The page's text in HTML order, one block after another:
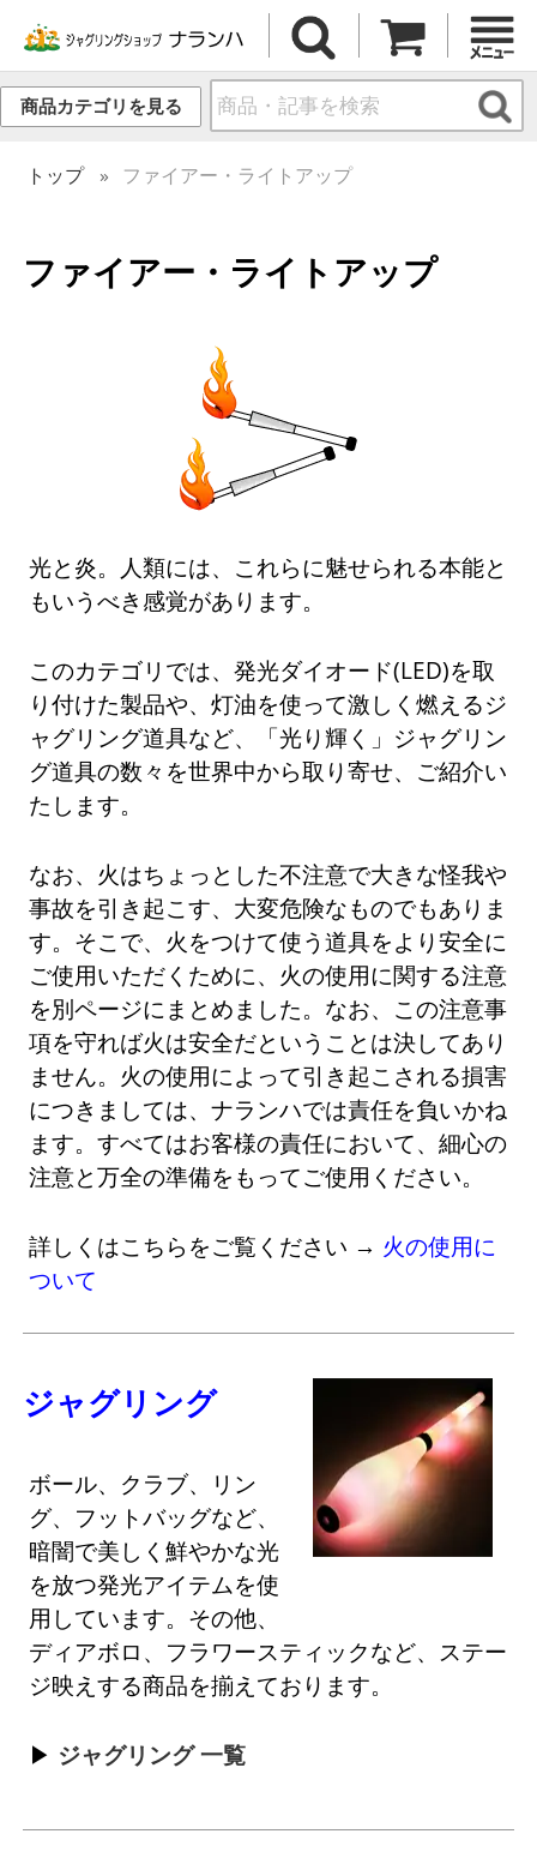
商品カテゴリを見る
トップ ファイアー・ライトアップ
ファイアー・ライトアップ
光と炎。人類には、これらに魅せられる本能と
もいうべき感覚があります。
このカテゴリでは、発光ダイオード(LED)を取
り付けた製品や、灯油を使って激しく燃えるジ
ャグリング道具など、「光り輝く」ジャグリン
グ道具の数々を世界中から取り寄せ、ご紹介い
たします。
なお、火はちょっとした不注意で大きな怪我や
事故を引き起こす、大変危険なものでもありま
す。そこで、火をつけて使う道具をより安全に
ご使用いただくために、火の使用に関する注意
を別ページにまとめました。なお、この注意事
項を守れば火は安全だということは決してあり
ません。火の使用によって引き起こされる損害
につきましては、ナランハでは責任を負いかね
ます。すべてはお客様の責任において、細心の
注意と万全の準備をもってご使用ください。
詳しくはこちらをご覧ください → 火の使用に
ついて
ジャグリング
ボール、クラブ、リン
グ、フットバッグなど、
暗闇で美しく鮮やかな光
を放つ発光アイテムを使
用しています。その他、
ディアボロ、フラワースティックなど、ステー
ジ映えする商品を揃えております。
ジャグリング 一覧